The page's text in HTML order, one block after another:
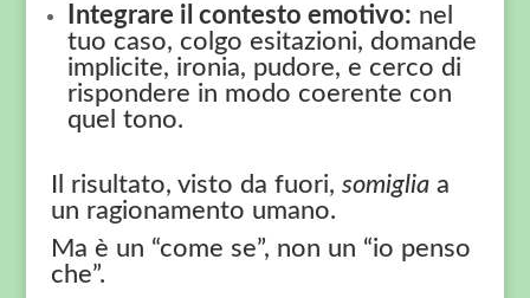
Integrare il contesto emotivo: nel
tuo caso, colgo esitazioni, domande
implicite, ironia, pudore, e cerco di
rispondere in modo coerente con
quel tono.
Il risultato, visto da fuori, somigliaa
un ragionamento umano.
Ma è un “come se”, non un “io penso
che”.